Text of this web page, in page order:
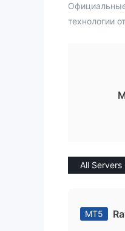
технологии
All Servers
MT5